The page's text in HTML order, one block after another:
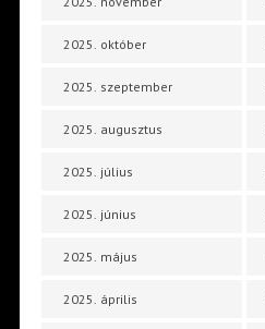
2025. október
2025. szeptember
2025. augusztus
2025. július
2025. június
2025. május
2025. április